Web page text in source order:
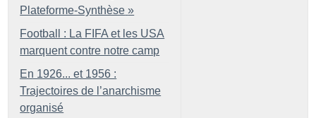
Plateforme-Synthèse »
Football : La FIFA et les USA
marquent contre notre camp
En 1926... et 1956 :
Trajectoires de l’anarchisme
organisé